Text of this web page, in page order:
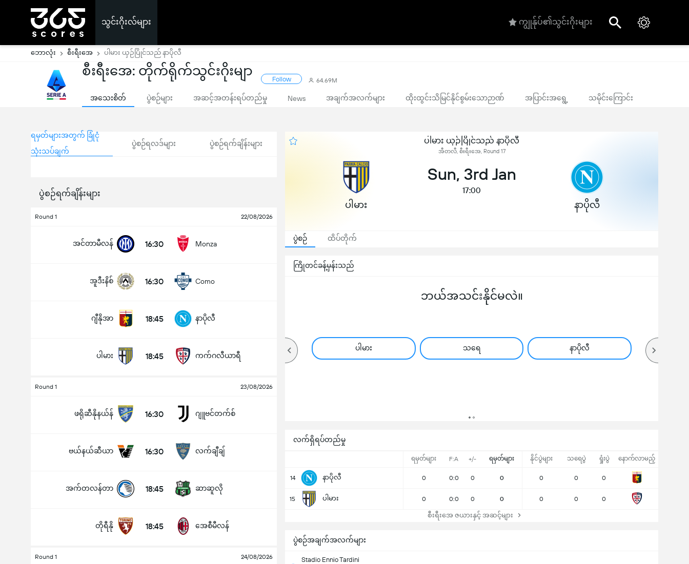
သွင်းဂိုးလ်များ ကျွုန်ုပ်၏သွင်းဂိုးများ
ဘောလုံး စီးရီးအေ ပါမား ယှဉ်ပြိုင်သည် နာပိုလီ
စီးရီးအေ: တိုက်ရိုက်သွင်းဂိုးမျာ
Follow 64.69M
အသေးစိတ် ပွဲစဉ်များ အဆင့်အတန်းရပ်တည်မှု News အချက်အလက်များ ထိုးထွင်းသိမြင်နိုင်စွမ်းသောဉာဏ် အပြာင်းအရွေ့ သမိုင်းကြောင်း
ရမှတ်များအတွက် ခြုံငုံ
သုံးသပ်ချက်
ပွဲစဉ်ရလဒ်များ ပွဲစဉ်ရက်ချိန်းများ
ပွဲစဉ်ရက်ချိန်းများ
Round 1 22/08/2026
အင်တာမီလန် 16:30 Monza
အူဒီးနိစ် 16:30 Como
ဂျီနိုအာ 18:45 နာပိုလီ
ပါမား 18:45 ကက်ဂလီယာရီ
Round 1 23/08/2026
ဖရိုဆီနိုနယ်န် 16:30 ဂျူဗင်တက်စ်
ဗယ်နယ်ဆီယာ 16:30 လက်ချီချ်
အက်တလန်တာ 18:45 ဆာဆူလို
တိုရီနို 18:45 အေစီမီလန်
Round 1 24/08/2026
ပါမား ယှဉ်ပြိုင်သည် နာပိုလီ
အီတလီ, စီးရီးအေ, Round 17
ပါမား
Sun, 3rd Jan
17:00
နာပိုလီ
ပွဲစဉ် ထိပ်တိုက်
ကြိုတင်ခန့်မှန်းသည်
ဘယ်အသင်းနိုင်မလဲ။
ပါမား သရေ နာပိုလီ
လက်ရှိရပ်တည်မှု
ရမှတ်များ F:A +/- ရမှတ်များ နိုင်ပွဲများ သရေပွဲ ရှုံးပွဲ နောက်လာမည့်
14 နာပိုလီ 0 0:0 0 0 0 0 0
15 ပါမား 0 0:0 0 0 0 0 0
စီးရီးအေ ဇယားနှင့် အဆင့်များ
ပွဲစဉ်အချက်အလက်များ
Stadio Ennio Tardini